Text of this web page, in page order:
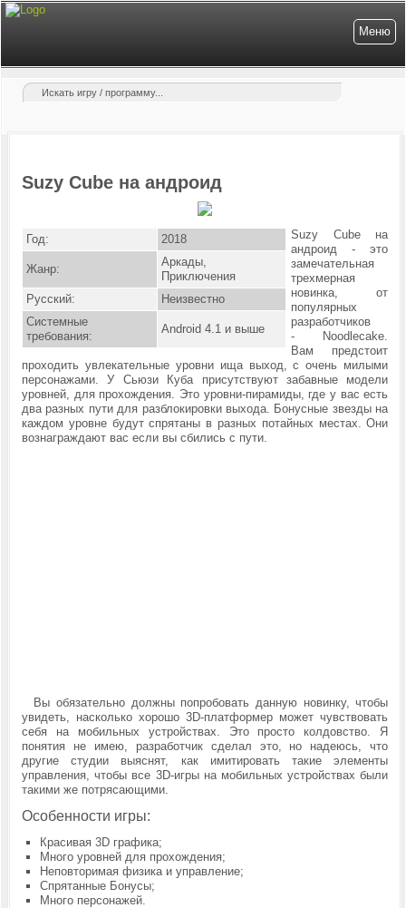
Меню
Suzy Cube на андроид
Год: 2018
Жанр:
Аркады,
Приключения
Русский:
Неизвестно
Системные
требования:
Android 4.1 и выше
Suzy Cube на
андроид - это
замечательная
трехмерная
новинка, от
популярных
разработчиков
- Noodlecake.
Вам предстоит
проходить увлекательные уровни ища выход, с очень милыми
персонажами. У Сьюзи Куба присутствуют забавные модели
уровней, для прохождения. Это уровни-пирамиды, где у вас есть
два разных пути для разблокировки выхода. Бонусные звезды на
каждом уровне будут спрятаны в разных потайных местах. Они
вознаграждают вас если вы сбились с пути.
Вы обязательно должны попробовать данную новинку, чтобы
увидеть, насколько хорошо 3D-платформер может чувствовать
себя на мобильных устройствах. Это просто колдовство. Я
понятия не имею, разработчик сделал это, но надеюсь, что
другие студии выяснят, как имитировать такие элементы
управления, чтобы все 3D-игры на мобильных устройствах были
такими же потрясающими.
Особенности игры:
Красивая 3D графика;
Много уровней для прохождения;
Неповторимая физика и управление;
Спрятанные Бонусы;
Много персонажей.